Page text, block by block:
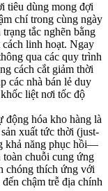
tiêu dùng mong đợi
chí trong cùng ngày
tắc nghẽn bằng
linh hoạt. Ngay
qua các quy trình
cách cắt giảm thời
các nhà bán lẻ duy
liệt nơi tốc độ
động hóa kho hàng là
xuất tức thời (just-
khả năng phục hồi—
toàn chuỗi cung ứng
chóng thích ứng với
chậm trễ địa chính